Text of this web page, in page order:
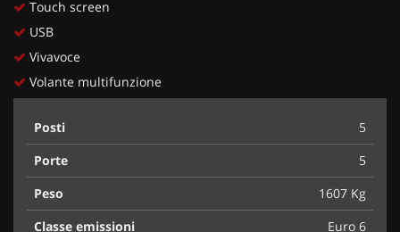
Touch screen
USB
Vivavoce
Volante multifunzione
Posti
5
Porte
5
Peso
1607 Kg
Classe emissioni
Euro 6